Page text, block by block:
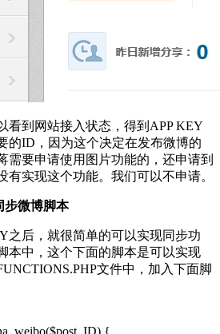
看到网站接入状态，得到APP KEY
的ID，因为这个决定在发布微博的
需要申请使用图片功能的，还申请到
有实现这个功能。我们可以不申请。
步微博脚本
之后，就很简单的可以实现同步功
本中，这个下面的脚本是可以实现
文件中，加入下面脚
{